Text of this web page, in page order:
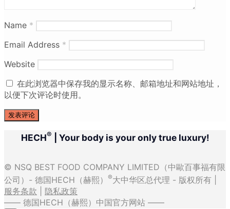
Name *
Email Address *
Website
在此浏览器中保存我的显示名称、邮箱地址和网站地址，
以便下次评论时使用。
HECH® | Your body is your only true luxury!
© NSQ BEST FOOD COMPANY LIMITED（中歐百事福有限
公司）- 德国HECH（赫熙）
®大中华区总代理 - 版权所有 |
服务条款
隐私政策
—— 德国HECH（赫熙）中国官方网站 ——